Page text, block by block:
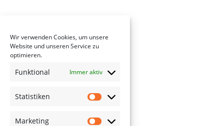
Wir verwenden Cookies, um unsere
Website und unseren Service zu
optimieren.
Funktional Immer aktiv
Statistiken
Marketing
History
Newsletter
Impressum
Datenschutz